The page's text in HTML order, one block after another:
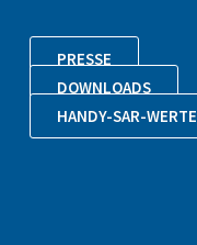
PRESSE
DOWNLOADS
HANDY-SAR-WERTE